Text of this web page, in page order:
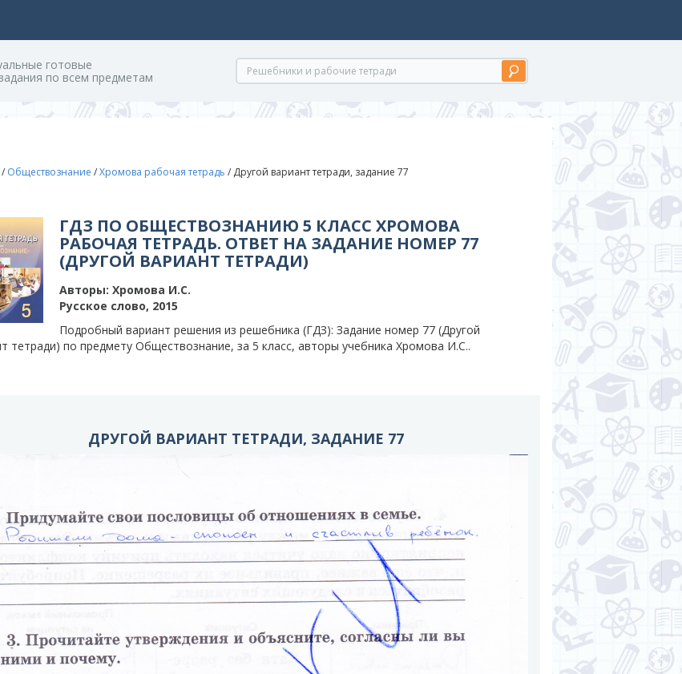
готовые
по всем предметам
/ Обществознание /Хромова рабочая тетрадь / Другой вариант тетради, задание 77
ГДЗ ПО ОБЩЕСТВОЗНАНИЮ 5 КЛАСС ХРОМОВА
РАБОЧАЯ ТЕТРАДЬ. ОТВЕТ НА ЗАДАНИЕ НОМЕР 77
(ДРУГОЙ ВАРИАНТ ТЕТРАДИ)
Авторы: Хромова И.С.
Русское слово, 2015
Подробный вариант решения из решебника (ГДЗ): Задание номер 77 (Другой
тетради) по предмету Обществознание, за 5 класс, авторы учебника Хромова И.С..
ДРУГОЙ ВАРИАНТ ТЕТРАДИ, ЗАДАНИЕ 77